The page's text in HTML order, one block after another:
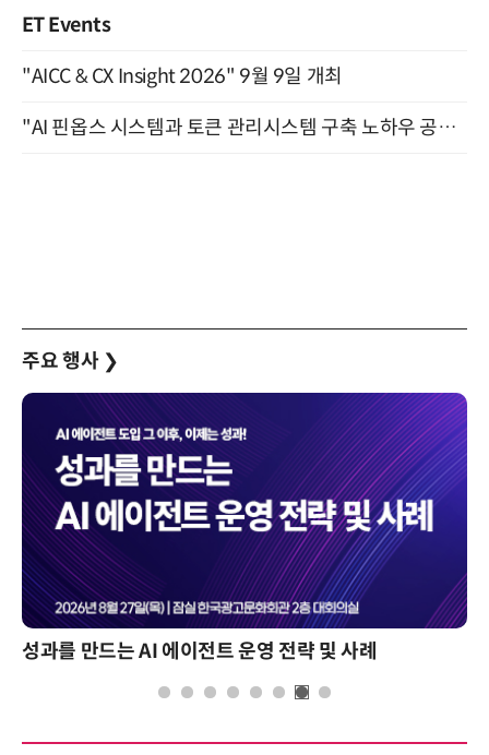
ET Events
"AICC & CX Insight 2026" 9월 9일 개최
"AI 핀옵스 시스템과 토큰 관리시스템 구축 노하우 공개" 잠실 한국광고문화회관 2층 대회의실 (8/21)
주요 행사 ❯
성과를 만드는 AI 에이전트 운영 전략 및 사례